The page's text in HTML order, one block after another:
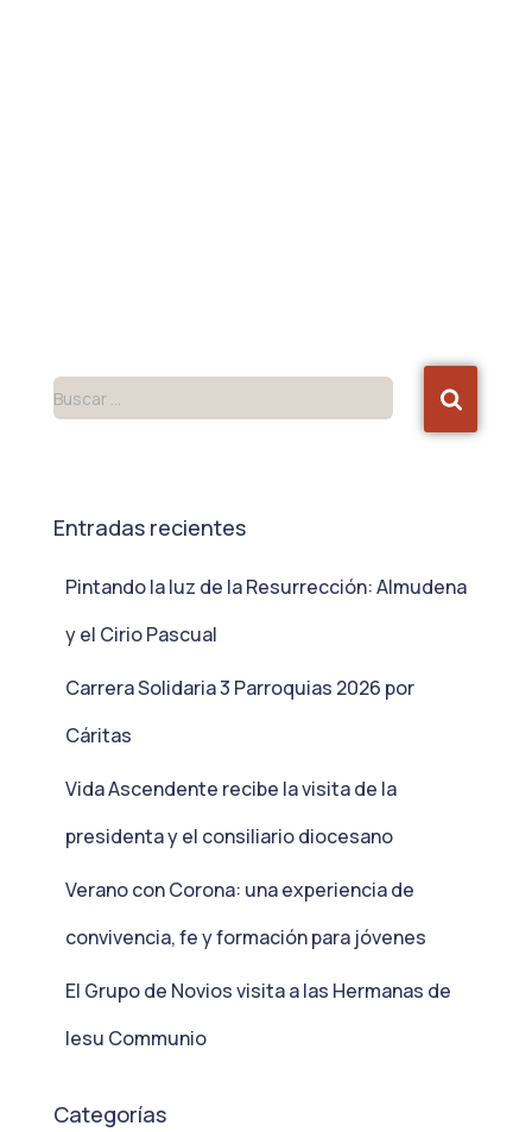
Buscar …
Entradas recientes
Pintando la luz de la Resurrección: Almudena
y el Cirio Pascual
Carrera Solidaria 3 Parroquias 2026 por
Cáritas
Vida Ascendente recibe la visita de la
presidenta y el consiliario diocesano
Verano con Corona: una experiencia de
convivencia, fe y formación para jóvenes
El Grupo de Novios visita a las Hermanas de
Iesu Communio
Categorías